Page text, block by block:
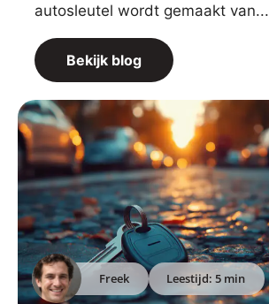
autosleutel wordt gemaakt van...
Bekijk blog
Freek Leestijd: 5 min